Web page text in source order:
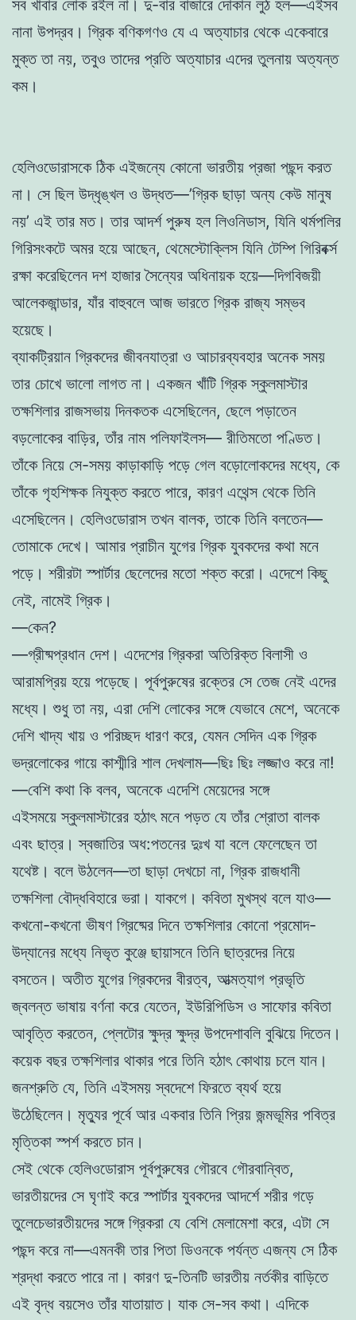
সব খাবার লোক রইল না। দু-বার বাজারে দোকান লুঠ হল—এইসব
নানা উপদ্রব। গ্রিক বণিকগণও যে এ অত্যাচার থেকে একেবারে
মুক্ত তা নয়, তবুও তাদের প্রতি অত্যাচার এদের তুলনায় অত্যন্ত
কম।
হেলিওডোরাসকে ঠিক এইজন্যে কোনো ভারতীয় প্রজা পছন্দ করত
না। সে ছিল উদ্ধৃঙ্খল ও উদ্ধত—’গ্রিক ছাড়া অন্য কেউ মানুষ
নয়’ এই তার মত। তার আদর্শ পুরুষ হল লিওনিডাস, যিনি থর্মপলির
গিরিসংকটে অমর হয়ে আছেন, থেমেস্টোক্লিস যিনি টেম্পি গিরিবর্ক্স
রক্ষা করেছিলেন দশ হাজার সৈন্যের অধিনায়ক হয়ে—দিগবিজয়ী
আলেকজান্ডার, যাঁর বাহুবলে আজ ভারতে গ্রিক রাজ্য সম্ভব
হয়েছে।
ব্যাকট্রিয়ান গ্রিকদের জীবনযাত্রা ও আচারব্যবহার অনেক সময়
তার চোখে ভালো লাগত না। একজন খাঁটি গ্রিক স্কুলমাস্টার
তক্ষশিলার রাজসভায় দিনকতক এসেছিলেন, ছেলে পড়াতেন
বড়লোকের বাড়ির, তাঁর নাম পলিফাইলস— রীতিমতো পণ্ডিত।
তাঁকে নিয়ে সে-সময় কাড়াকাড়ি পড়ে গেল বড়োলোকদের মধ্যে, কে
তাঁকে গৃহশিক্ষক নিযুক্ত করতে পারে, কারণ এথেন্স থেকে তিনি
এসেছিলেন। হেলিওডোরাস তখন বালক, তাকে তিনি বলতেন—
তোমাকে দেখে। আমার প্রাচীন যুগের গ্রিক যুবকদের কথা মনে
পড়ে। শরীরটা স্পার্টার ছেলেদের মতো শক্ত করো। এদেশে কিছু
নেই, নামেই গ্রিক।
—কেন?
—গ্রীষ্মপ্রধান দেশ। এদেশের গ্রিকরা অতিরিক্ত বিলাসী ও
আরামপ্রিয় হয়ে পড়েছে। পূর্বপুরুষের রক্তের সে তেজ নেই এদের
মধ্যে। শুধু তা নয়, এরা দেশি লোকের সঙ্গে যেভাবে মেশে, অনেকে
দেশি খাদ্য খায় ও পরিচ্ছদ ধারণ করে, যেমন সেদিন এক গ্রিক
ভদ্রলোকের গায়ে কাশ্মীরি শাল দেখলাম—ছিঃ ছিঃ লজ্জাও করে না!
—বেশি কথা কি বলব, অনেকে এদেশি মেয়েদের সঙ্গে
এইসময়ে স্কুলমাস্টারের হঠাৎ মনে পড়ত যে তাঁর শ্রোতা বালক
এবং ছাত্র। স্বজাতির অধ:পতনের দুঃখ যা বলে ফেলেছেন তা
যথেষ্ট। বলে উঠলেন—তা ছাড়া দেখচো না, গ্রিক রাজধানী
তক্ষশিলা বৌদ্ধবিহারে ভরা। যাকগে। কবিতা মুখস্থ বলে যাও—
কখনো-কখনো ভীষণ গ্রিষ্মের দিনে তক্ষশিলার কোনো প্রমোদ-
উদ্যানের মধ্যে নিভৃত কুঞ্জে ছায়াসনে তিনি ছাত্রদের নিয়ে
বসতেন। অতীত যুগের গ্রিকদের বীরত্ব, আত্মত্যাগ প্রভৃতি
জ্বলন্ত ভাষায় বর্ণনা করে যেতেন, ইউরিপিডিস ও সাফোর কবিতা
আবৃত্তি করতেন, প্লেটোর ক্ষুদ্র ক্ষুদ্র উপদেশাবলি বুঝিয়ে দিতেন।
কয়েক বছর তক্ষশিলার থাকার পরে তিনি হঠাৎ কোথায় চলে যান।
জনশ্রুতি যে, তিনি এইসময় স্বদেশে ফিরতে ব্যর্থ হয়ে
উঠেছিলেন। মৃত্যুর পূর্বে আর একবার তিনি প্রিয় জন্মভূমির পবিত্র
মৃত্তিকা স্পর্শ করতে চান।
সেই থেকে হেলিওডোরাস পূর্বপুরুষের গৌরবে গৌরবান্বিত,
ভারতীয়দের সে ঘৃণাই করে স্পার্টার যুবকদের আদর্শে শরীর গড়ে
তুলেচেভারতীয়দের সঙ্গে গ্রিকরা যে বেশি মেলামেশা করে, এটা সে
পছন্দ করে না—এমনকী তার পিতা ডিওনকে পর্যন্ত এজন্য সে ঠিক
শ্রদ্ধা করতে পারে না। কারণ দু-তিনটি ভারতীয় নর্তকীর বাড়িতে
এই বৃদ্ধ বয়সেও তাঁর যাতায়াত। যাক সে-সব কথা। এদিকে